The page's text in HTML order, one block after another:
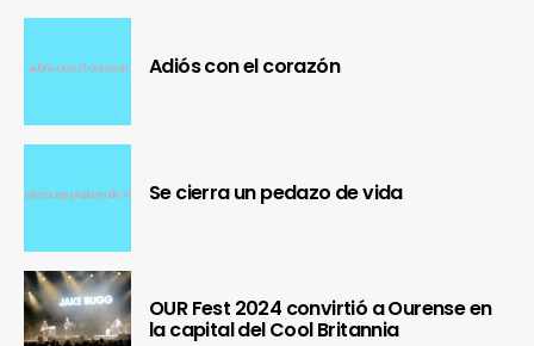
Adiós con el corazón
Se cierra un pedazo de vida
OUR Fest 2024 convirtió a Ourense en
la capital del Cool Britannia